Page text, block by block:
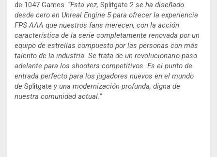
de 1047 Games. “Esta vez, Splitgate 2 se ha diseñado
desde cero en Unreal Engine 5 para ofrecer la experiencia
FPS AAA que nuestros fans merecen, con la acción
característica de la serie completamente renovada por un
equipo de estrellas compuesto por las personas con más
talento de la industria. Se trata de un revolucionario paso
adelante para los shooters competitivos. Es el punto de
entrada perfecto para los jugadores nuevos en el mundo
de Splitgate y una modernización profunda, digna de
nuestra comunidad actual.”